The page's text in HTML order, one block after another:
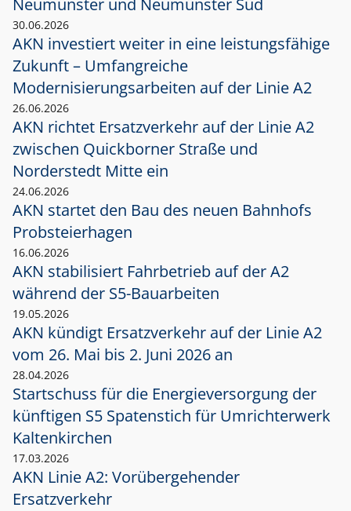
Neumünster und Neumünster Süd
30.06.2026
AKN investiert weiter in eine leistungsfähige
Zukunft – Umfangreiche
Modernisierungsarbeiten auf der Linie A2
26.06.2026
AKN richtet Ersatzverkehr auf der Linie A2
zwischen Quickborner Straße und
Norderstedt Mitte ein
24.06.2026
AKN startet den Bau des neuen Bahnhofs
Probsteierhagen
16.06.2026
AKN stabilisiert Fahrbetrieb auf der A2
während der S5-Bauarbeiten
19.05.2026
AKN kündigt Ersatzverkehr auf der Linie A2
vom 26. Mai bis 2. Juni 2026 an
28.04.2026
Startschuss für die Energieversorgung der
künftigen S5 Spatenstich für Umrichterwerk
Kaltenkirchen
17.03.2026
AKN Linie A2: Vorübergehender
Ersatzverkehr